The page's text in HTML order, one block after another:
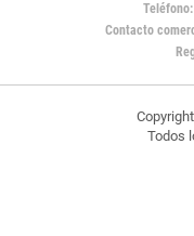
Teléfono:
Contacto
Copyright
Todos